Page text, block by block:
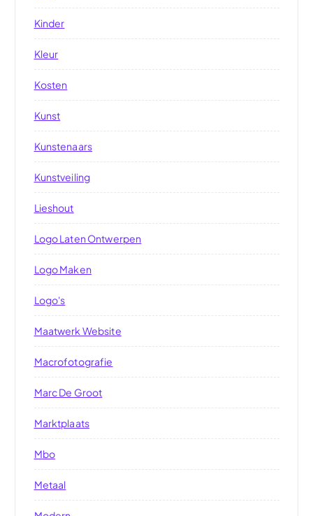
Kinder
Kleur
Kosten
Kunst
Kunstenaars
Kunstveiling
Lieshout
Logo Laten Ontwerpen
Logo Maken
Logo's
Maatwerk Website
Macrofotografie
Marc De Groot
Marktplaats
Mbo
Metaal